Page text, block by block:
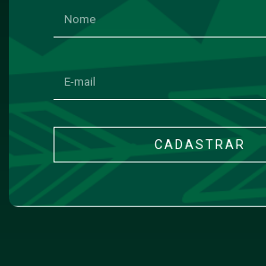
CADASTRAR